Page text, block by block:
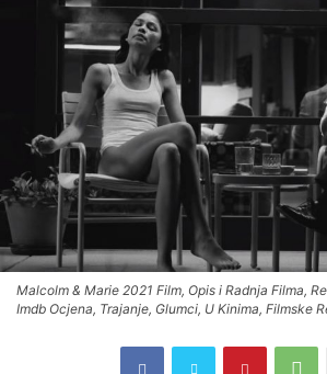
Malcolm & Marie 2021 Film, Opis i Radnja Filma,
Imdb Ocjena, Trajanje, Glumci, U Kinima, Filmske